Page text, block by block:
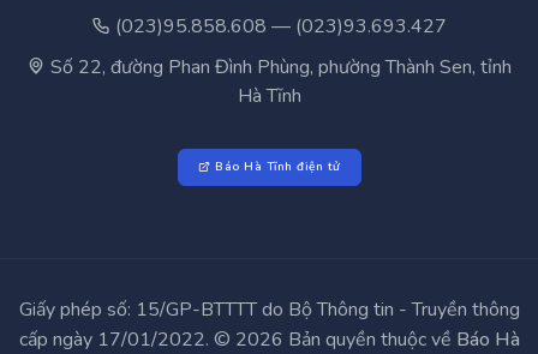
(023)95.858.608 — (023)93.693.427
Số 22, đường Phan Đình Phùng, phường Thành Sen, tỉnh
Hà Tĩnh
Báo Hà Tĩnh điện tử
Giấy phép số: 15/GP-BTTTT do Bộ Thông tin - Truyền thông
cấp ngày 17/01/2022. © 2026 Bản quyền thuộc về Báo Hà